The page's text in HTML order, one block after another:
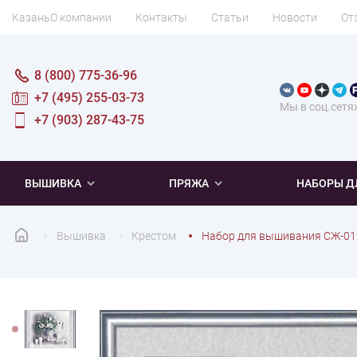
КазаньО компании Контакты Статьи Новости
Мы в
8 (800) 775-36-96
+7 (495) 255-03-73
+7 (903) 287-43-75
ВЫШИВКА ПРЯЖА НАБОРЫ
Вышивка Крестом Набор для вышивания СЖ-